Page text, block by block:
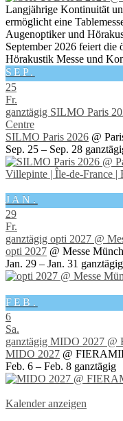
Langjährige Kontinuität
ermöglicht eine
Augenoptiker und
September 2026 feiert die
Hörakustik Messe und
SEP.
25
Fr.
ganztägig SILMO Paris
Centre
SILMO Paris 2026 @
Sep. 25 – Sep. 28
JAN.
29
Fr.
ganztägig opti 2027 @
opti 2027 @ Messe
Jan. 29 – Jan. 31 ganztägig
FEB.
6
Sa.
ganztägig MIDO 2027 @
MIDO 2027 @
Feb. 6 – Feb. 8 ganztägig
Kalender anzeigen